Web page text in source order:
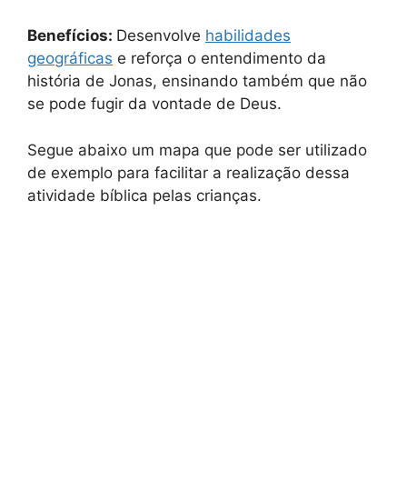
Benefícios: Desenvolve habilidades
geográficas e reforça o entendimento da
história de Jonas, ensinando também que não
se pode fugir da vontade de Deus.
Segue abaixo um mapa que pode ser utilizado
de exemplo para facilitar a realização dessa
atividade bíblica pelas crianças.